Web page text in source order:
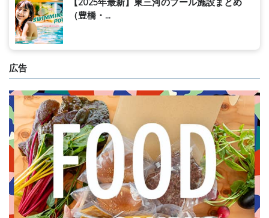
【2025年最新】東三河のプール施設まとめ
（豊橋・...
広告